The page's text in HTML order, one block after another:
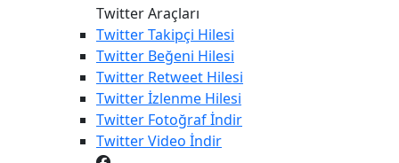
Twitter Araçları
TwitterTakipçi Hilesi
Twitter Beğeni Hilesi
Twitter Retweet Hilesi
Twitterİzlenme Hilesi
Twitter Fotoğraf İndir
TwitterVideo İndir